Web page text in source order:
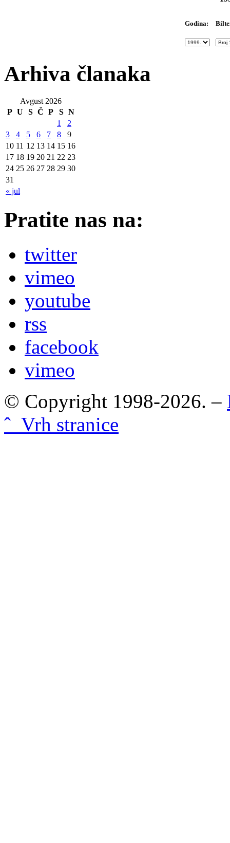
Godina:
Arhiva članaka
Avgust 2026
P U S Č P S N
« jul
1
2
3
4 5 6 7 8
9
10 11 12 13 14 15 16
17 18 19 20 21 22 23
24 25 26 27 28 29 30
31
Pratite nas na:
twitter
vimeo
youtube
rss
facebook
vimeo
© Copyright 1998-2026. –
ˆ Vrh stranice